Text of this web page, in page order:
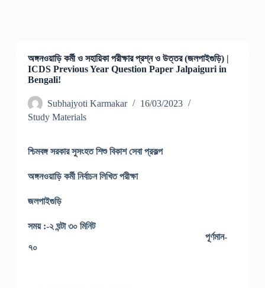
অঙ্গনওয়াড়ি কর্মী ও সহায়িকা পরীক্ষার প্রশ্ন ও উত্তর (জলপাইগুড়ি) |
ICDS Previous Year Question Paper Jalpaiguri in
Bengali!
Subhajyoti Karmakar
16/03/2023
Study Materials
শ্চিমবঙ্গ সরকার সুসংহত শিশু বিকাশ সেবা প্রকল্প
অঙ্গনওয়াড়ি কর্মী নির্বাচন লিখিত পরীক্ষা
জলপাইগুড়ি
সময়:-২ ঘন্টা ৩০ মিনিট
পূর্ণমান-
৭০